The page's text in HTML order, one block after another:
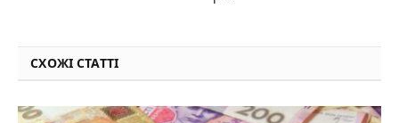
СХОЖІ СТАТТІ